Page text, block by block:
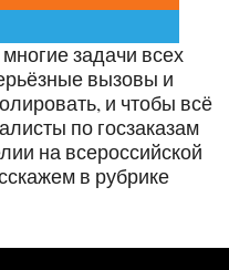
задачи всех
вызовы и
и чтобы всё
по госзаказам
на всероссийской
в рубрике